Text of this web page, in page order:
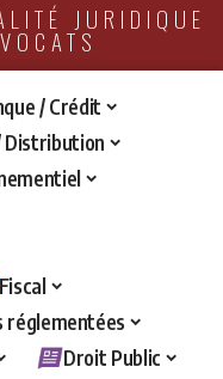
JURIDIQUE
/ Crédit
Distribution
réglementées
Droit Public